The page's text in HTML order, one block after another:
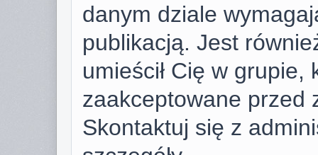
danym dziale
publikacją. Jest
umieścił Cię w
zaakceptowane przed
Skontaktuj się z